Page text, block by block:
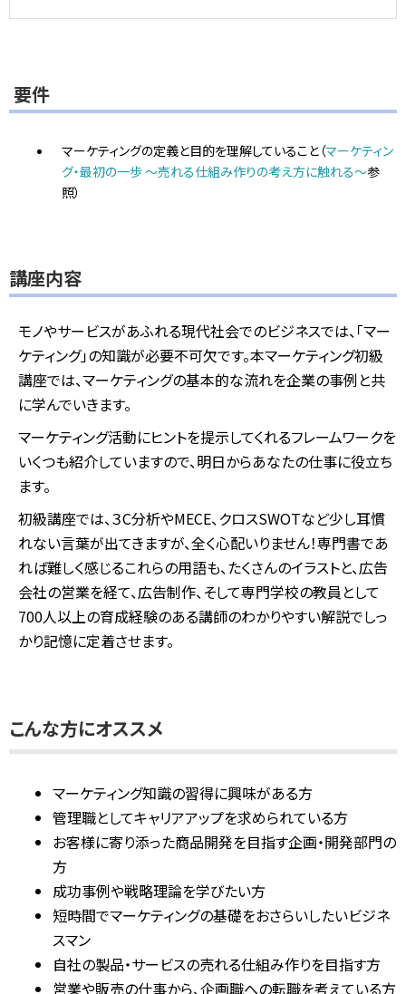
要件
マーケティングの定義と目的を理解していること（マーケティン
グ・最初の一歩 ～売れる仕組み作りの考え方に触れる～参
照）
講座内容
モノやサービスがあふれる現代社会でのビジネスでは、「マー
ケティング」の知識が必要不可欠です。本マーケティング初級
講座では、マーケティングの基本的な流れを企業の事例と共
に学んでいきます。
マーケティング活動にヒントを提示してくれるフレームワークを
いくつも紹介していますので、明日からあなたの仕事に役立ち
ます。
初級講座では、３C分析やMECE、クロスSWOTなど少し耳慣
れない言葉が出てきますが、全く心配いりません！専門書であ
れば難しく感じるこれらの用語も、たくさんのイラストと、広告
会社の営業を経て、広告制作、そして専門学校の教員として
700人以上の育成経験のある講師のわかりやすい解説でしっ
かり記憶に定着させます。
こんな方にオススメ
マーケティング知識の習得に興味がある方
管理職としてキャリアアップを求められている方
お客様に寄り添った商品開発を目指す企画・開発部門の
方
成功事例や戦略理論を学びたい方
短時間でマーケティングの基礎をおさらいしたいビジネ
スマン
自社の製品・サービスの売れる仕組み作りを目指す方
営業や販売の仕事から、企画職への転職を考えている方